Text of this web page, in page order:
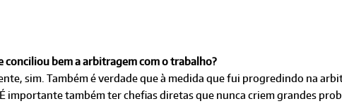
conciliou bem a arbitragem com o trabalho?
sim. Também é verdade que à medida que fui progredindo na
importante também ter chefias diretas que nunca criem grandes